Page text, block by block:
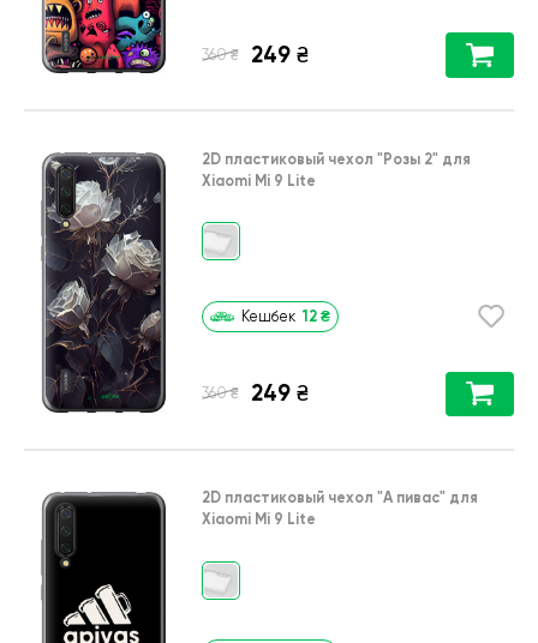
360 ₴ 249 ₴
2D пластиковый чехол "Розы 2" для
Xiaomi Mi 9 Lite
Кешбек 12 ₴
360 ₴ 249 ₴
2D пластиковый чехол "А пивас" для
Xiaomi Mi 9 Lite